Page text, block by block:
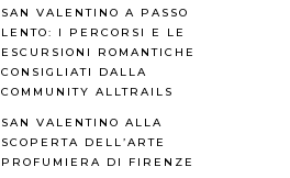
SAN VALENTINO A PASSO
LENTO: I PERCORSI E LE
ESCURSIONI ROMANTICHE
CONSIGLIATI DALLA
COMMUNITY ALLTRAILS
SAN VALENTINO ALLA
SCOPERTA DELL’ARTE
PROFUMIERA DI FIRENZE